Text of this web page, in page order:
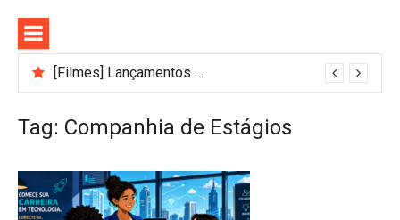
para
conteúdo
[Filmes] Lançamentos de agosto no Adrenalina Pura+ trazem ação e suspenseBastidores do Filme Filhos de Sangue e Osso Revelam a Magia de Orïsha
Tag: Companhia de Estágios